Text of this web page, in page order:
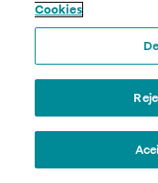
Cookies